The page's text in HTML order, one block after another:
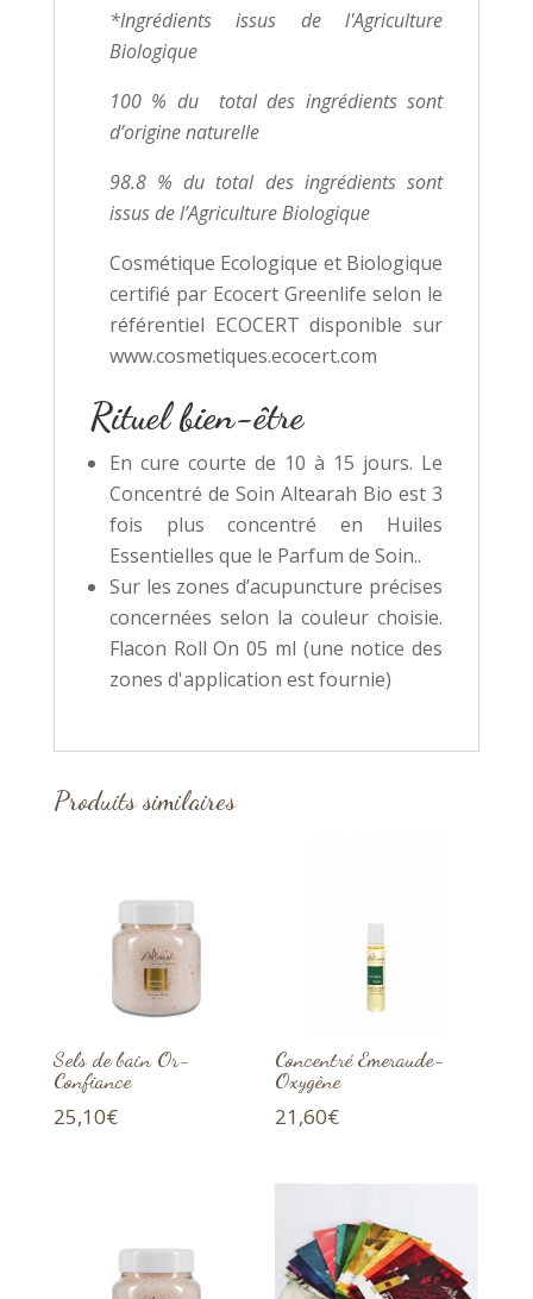
*Ingrédients issus de l'Agriculture
Biologique
100 % du total des ingrédients sont
d’origine naturelle
98.8 % du total des ingrédients sont
issus de l’Agriculture Biologique
Cosmétique Ecologique et Biologique
certifié par Ecocert Greenlife selon le
référentiel ECOCERT disponible sur
www.cosmetiques.ecocert.com
Rituel bien-être
En cure courte de 10 à 15 jours. Le
Concentré de Soin Altearah Bio est 3
fois plus concentré en Huiles
Essentielles que le Parfum de Soin..
Sur les zones d’acupuncture précises
concernées selon la couleur choisie.
Flacon Roll On 05 ml (une notice des
zones d'application est fournie)
Produits similaires
Sels de bain Or-
Confiance
25,10€
Concentré Emeraude-
Oxygène
21,60€